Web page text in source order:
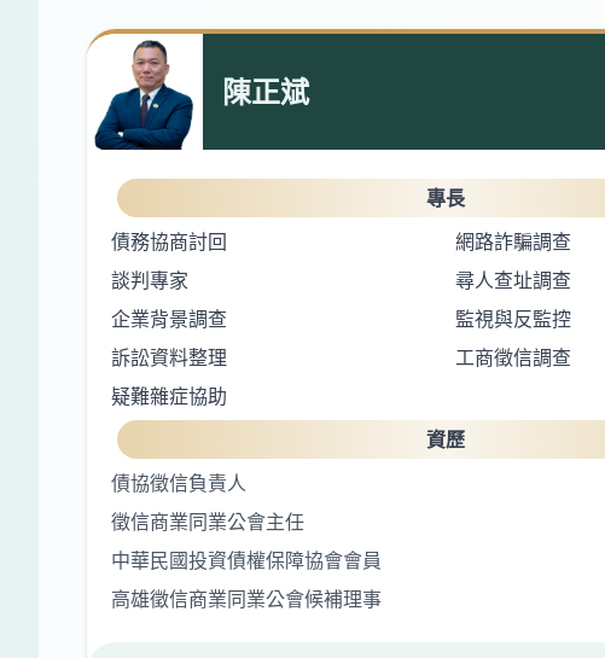
陳正斌
專長
債務協商討回
網路詐騙調查
談判專家
尋人查址調查
企業背景調查
監視與反監控
訴訟資料整理
工商徵信調查
疑難雜症協助
資歷
債協徵信負責人
徵信商業同業公會主任
中華民國投資債權保障協會會員
高雄徵信商業同業公會候補理事